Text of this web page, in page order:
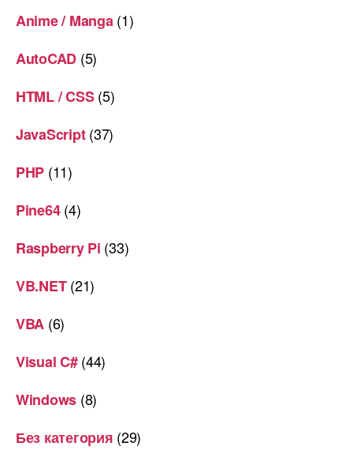
Anime / Manga (1)
AutoCAD (5)
HTML / CSS(5)
JavaScript(37)
PHP (11)
Pine64(4)
Raspberry Pi (33)
VB.NET(21)
VBA (6)
Visual C#(44)
Windows (8)
Без категория (29)